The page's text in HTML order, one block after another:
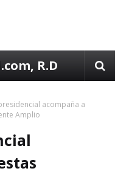
R.D
acompaña a
Amplio